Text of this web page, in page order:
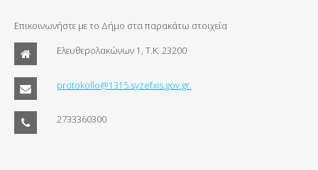
Επικοινωνήστε με το Δήμο στα παρακάτω στοιχεία
Ελευθερολακώνων 1, Τ.Κ. 23200
protokollo@1315.syzefxis.gov.gr.
2733360300